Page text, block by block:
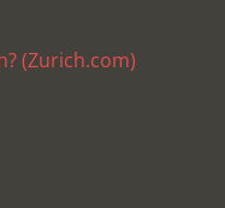
(Zurich.com)